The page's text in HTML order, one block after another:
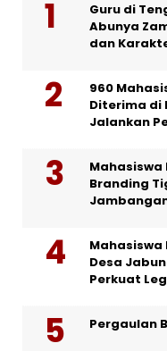
Guru di
Abunya
dan
960
Diterima di
Jalankan
Mahasiswa
Branding
Mahasiswa
Desa
Perkuat
Pergaulan